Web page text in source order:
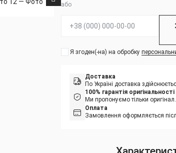
або
Я згоден(-на) на обробку
Доставка
По Україні доставка
100% гарантія оригінальності
Ми пропонуємо тільки
Оплата
Замовлення оформляється